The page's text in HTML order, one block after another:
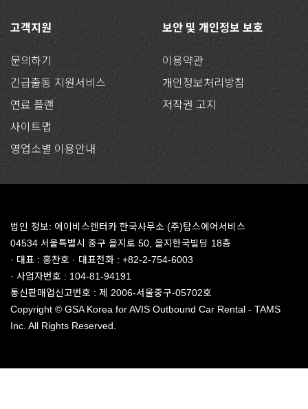
고객지원
문의하기
긴급출동 지원서비스
연료 플랜
사이트맵
영업소별 이용안내
보안 및 개인정보 보호
이용약관
개인정보처리방침
저작권 고지
법인 정보: 에이비스렌터카 한국사무소 (주)탐스에어서비스
04534 서울특별시 중구 을지로 50, 을지한국빌딩 18층
· 대표 : 홍찬호 · 대표전화 : +82-2-754-6003
· 사업자번호 : 104-81-94191
통신판매업신고번호 : 제 2006-서울중구-05702호
Copyright © GSA Korea for AVIS Outbound Car Rental - TAMS
Inc. All Rights Reserved.